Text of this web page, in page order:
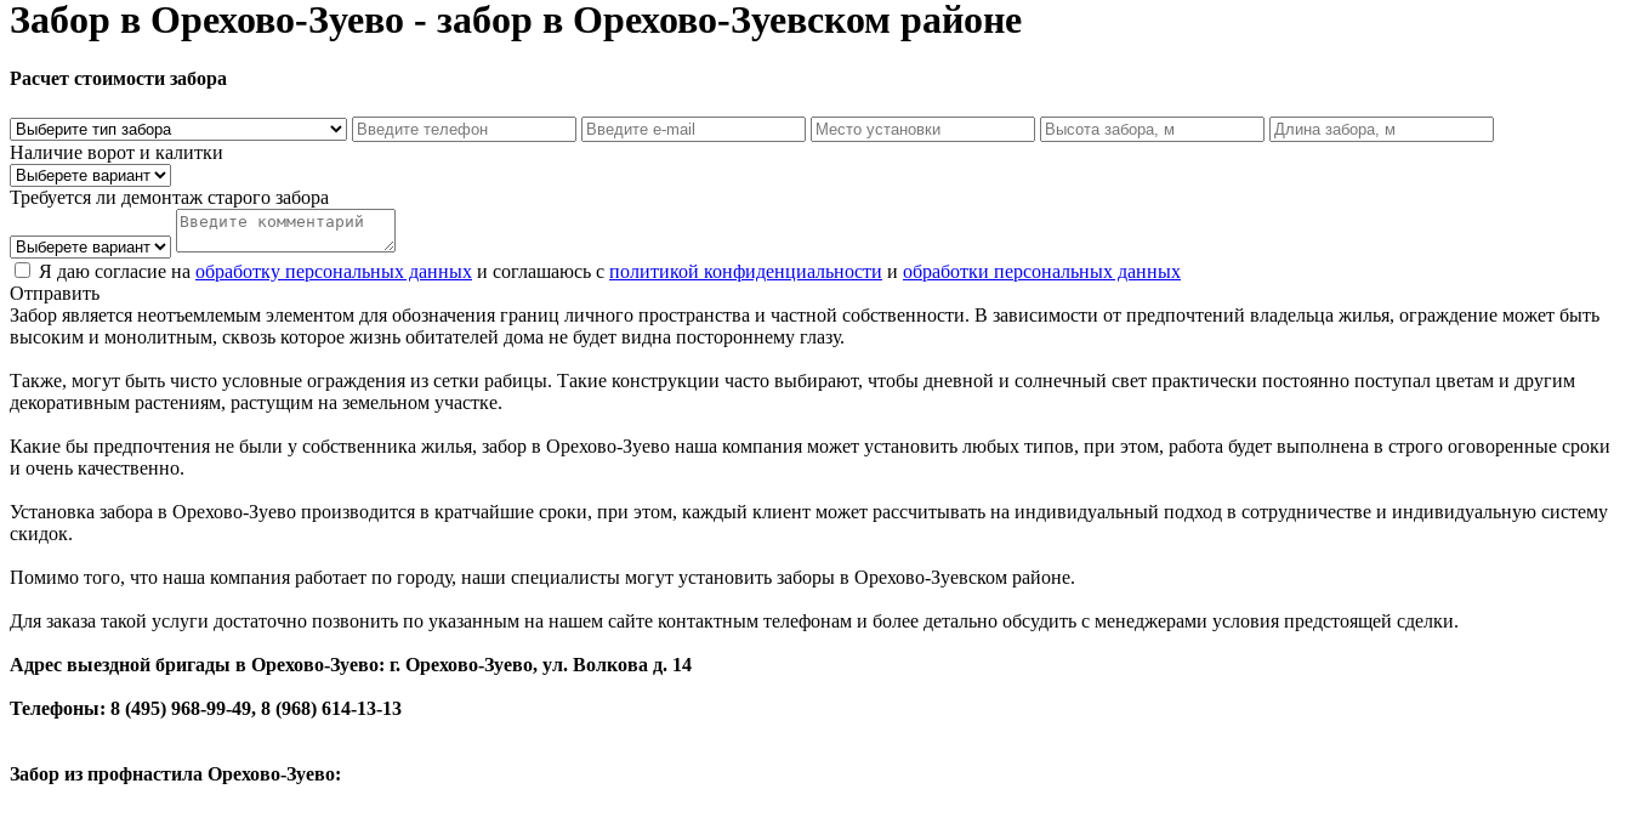
Забор в Орехово-Зуево - забор в Орехово-Зуевском районе
Расчет стоимости забора
Наличие ворот и калитки
Требуется ли демонтаж старого забора
Я даю согласие на обработку персональных данных и соглашаюсь с политикой конфиденциальности и обработки персональных данных
Отправить
Забор является неотъемлемым элементом для обозначения границ личного пространства и частной собственности. В зависимости от предпочтений владельца жилья, ограждение может быть
высоким и монолитным, сквозь которое жизнь обитателей дома не будет видна постороннему глазу.
Также, могут быть чисто условные ограждения из сетки рабицы. Такие конструкции часто выбирают, чтобы дневной и солнечный свет практически постоянно поступал цветам и другим
декоративным растениям, растущим на земельном участке.
Какие бы предпочтения не были у собственника жилья, забор в Орехово-Зуево наша компания может установить любых типов, при этом, работа будет выполнена в строго оговоренные сроки
и очень качественно.
Установка забора в Орехово-Зуево производится в кратчайшие сроки, при этом, каждый клиент может рассчитывать на индивидуальный подход в сотрудничестве и индивидуальную систему
скидок.
Помимо того, что наша компания работает по городу, наши специалисты могут установить заборы в Орехово-Зуевском районе.
Для заказа такой услуги достаточно позвонить по указанным на нашем сайте контактным телефонам и более детально обсудить с менеджерами условия предстоящей сделки.
Адрес выездной бригады в Орехово-Зуево: г. Орехово-Зуево, ул. Волкова д. 14
Телефоны: 8 (495) 968-99-49, 8 (968) 614-13-13
Забор из профнастила Орехово-Зуево: